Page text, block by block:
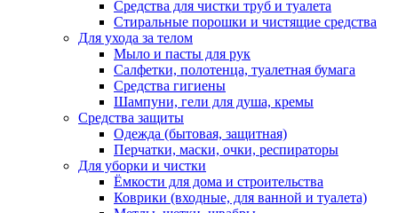
Средства для чистки труб и туалета
Стиральные порошки и чистящие средства
Для ухода за телом
Мыло и пасты для рук
Салфетки, полотенца, туалетная бумага
Средства гигиены
Шампуни, гели для душа, кремы
Средства защиты
Одежда (бытовая, защитная)
Перчатки, маски, очки, респираторы
Для уборки и чистки
Ёмкости для дома и строительства
Коврики (входные, для ванной и туалета)